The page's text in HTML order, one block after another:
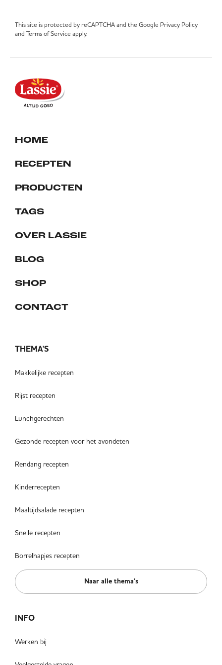
This site is protected by reCAPTCHA and the Google Privacy Policy
and Terms of Service apply.
HOME
RECEPTEN
PRODUCTEN
TAGS
OVER LASSIE
BLOG
SHOP
CONTACT
THEMA'S
Makkelijke recepten
Rijst recepten
Lunchgerechten
Gezonde recepten voor het avondeten
Rendang recepten
Kinderrecepten
Maaltijdsalade recepten
Snelle recepten
Borrelhapjes recepten
Naar alle thema's
INFO
Werken bij